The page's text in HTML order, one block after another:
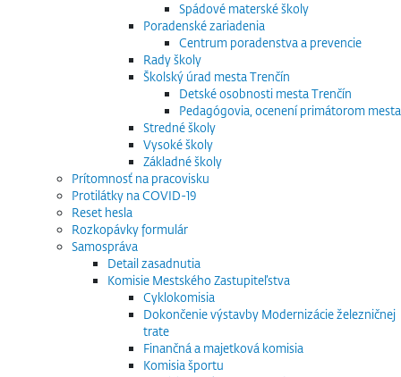
Spádové materské školy
Poradenské zariadenia
Centrum poradenstva a prevencie
Rady školy
Školský úrad mesta Trenčín
Detské osobnosti mesta Trenčín
Pedagógovia, ocenení primátorom mesta
Stredné školy
Vysoké školy
Základné školy
Prítomnosť na pracovisku
Protilátky na COVID-19
Reset hesla
Rozkopávky formulár
Samospráva
Detail zasadnutia
Komisie Mestského Zastupiteľstva
Cyklokomisia
Dokončenie výstavby Modernizácie železničnej
trate
Finančná a majetková komisia
Komisia športu